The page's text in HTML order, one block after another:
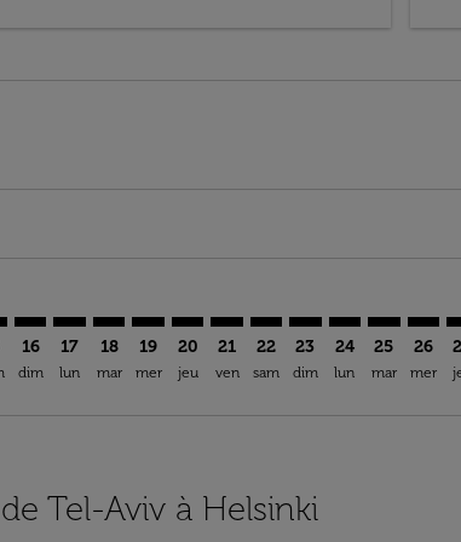
16
dim
17
lun
18
mar
TLV–HEL: cmp-view-offers-
19
mer
TLV–HEL: cmp-view-offers-
20
jeu
TLV–HEL: cmp-view-
21
ven
TLV–HEL: cmp-view-
22
sam
TLV–HEL: cmp-
23
dim
TLV–HEL:
24
lun
25
mar
26
mer
Tel-Aviv à Helsinki